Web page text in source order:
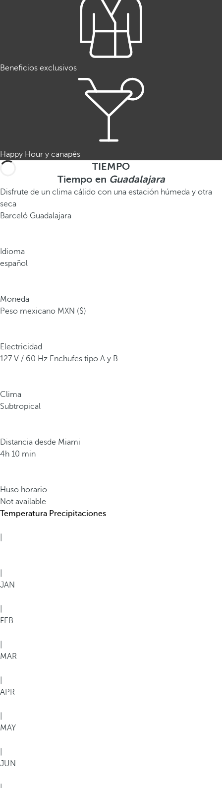
Beneficios exclusivos
Happy Hour y canapés
TIEMPO
Tiempo en Guadalajara
Disfrute de un clima cálido con una estación húmeda y otra
seca
Barceló Guadalajara
Idioma
español
Moneda
Peso mexicano MXN ($)
Electricidad
127 V / 60 Hz Enchufes tipo A y B
Clima
Subtropical
Distancia desde Miami
4h 10 min
Huso horario
Not available
Temperatura Precipitaciones
JAN
FEB
MAR
APR
MAY
JUN